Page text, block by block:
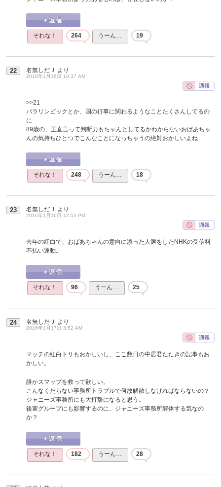
それな！ 264 うーん… 19
22 名無しだＪ より
2016年1月16日 10:37 AM
>>21
パラリンピックとか、国の行事に関わるようなことたくさんしてるの
に
89歳の、正直言って判断力もちゃんとしてるかわからないおばあちゃ
んの気持ちひとつでこんなことになっちゃうの絶対おかしいよね
それな！ 248 うーん… 18
23 名無しだＪ より
2016年1月16日 12:52 PM
去年の紅白で、おばあちゃんの意向に添った人選をしたNHKの受信料
不払い運動。
それな！ 96 うーん… 25
24 名無しだＪ より
2016年1月17日 3:52 AM
マッチの紅白トリもおかしいし、ここ数日の中居君たたきの記事もお
かしい。
誰かスマップを救って欲しい。
こんなくだらない事務所トラブルで何故解散しなければならないの？
ジャニーズ事務所にも大打撃になると思う。
後輩グループにも影響するのに、ジャニーズ事務所解体する気なの
か？
それな！ 182 うーん… 28